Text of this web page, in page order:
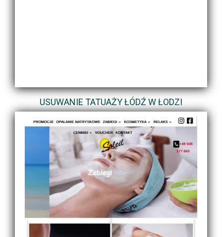
USUWANIE TATUAŻY ŁÓDŹ W ŁODZI